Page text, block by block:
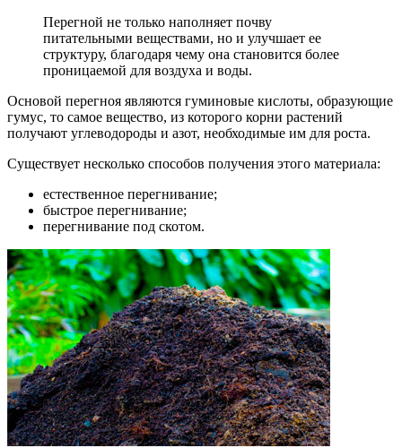
Перегной не только наполняет почву
питательными веществами, но и улучшает ее
структуру, благодаря чему она становится более
проницаемой для воздуха и воды.
Основой перегноя являются гуминовые кислоты, образующие
гумус, то самое вещество, из которого корни растений
получают углеводороды и азот, необходимые им для роста.
Существует несколько способов получения этого материала:
естественное перегнивание;
быстрое перегнивание;
перегнивание под скотом.